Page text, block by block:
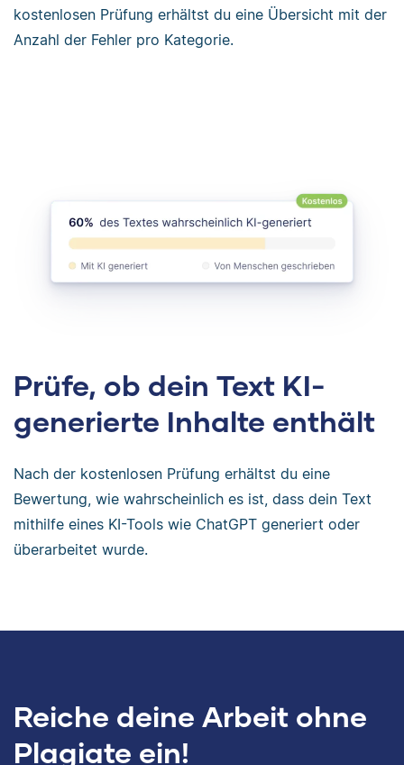
kostenlosen Prüfung erhältst du eine Übersicht mit der
Anzahl der Fehler pro Kategorie.
Prüfe, ob dein Text KI-
generierte Inhalte enthält
Nach der kostenlosen Prüfung erhältst du eine
Bewertung, wie wahrscheinlich es ist, dass dein Text
mithilfe eines KI-Tools wie ChatGPT generiert oder
überarbeitet wurde.
Reiche deine Arbeit ohne
Plagiate ein!